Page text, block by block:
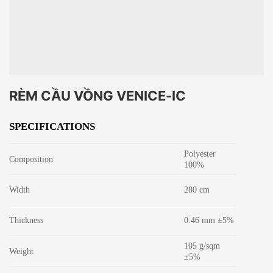
RÈM CẦU VỒNG VENICE-IC
SPECIFICATIONS
Composition
Polyester
100%
Width 280 cm
Thickness 0.46 mm ±5%
Weight
105 g/sqm
±5%